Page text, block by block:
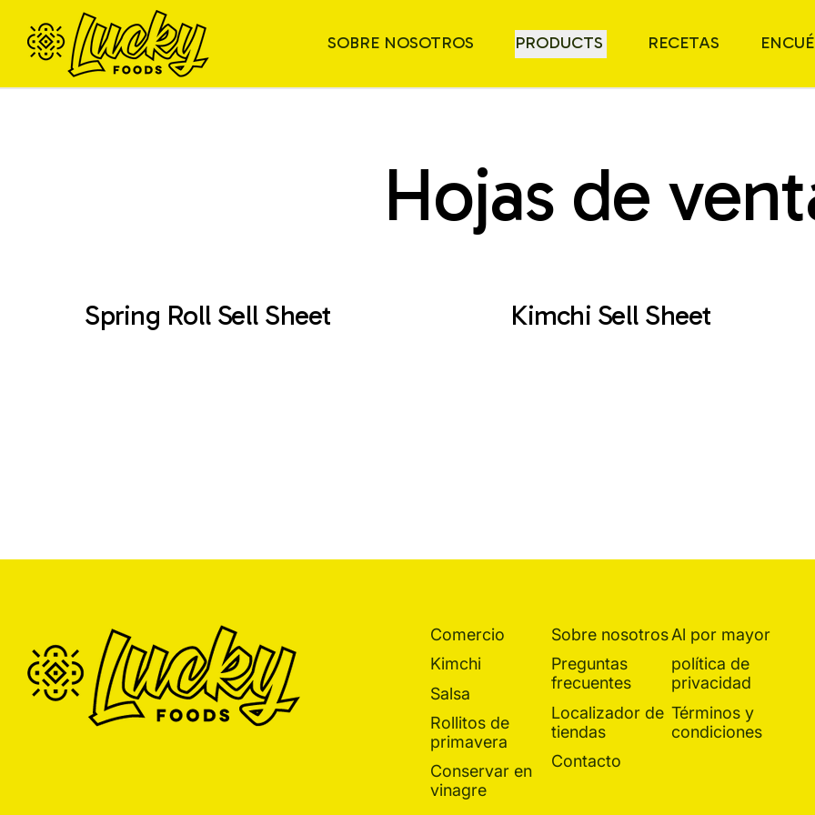
SOBRE NOSOTROS PRODUCTS RECETAS
Hojas de
Spring Roll Sell Sheet Kimchi Sell Sheet
Comercio
Kimchi
Salsa
Rollitos de
primavera
Conservar en
vinagre
Sobre nosotros
Preguntas
frecuentes
Localizador de
tiendas
Contacto
Al por mayor
política de
privacidad
Términos y
condiciones